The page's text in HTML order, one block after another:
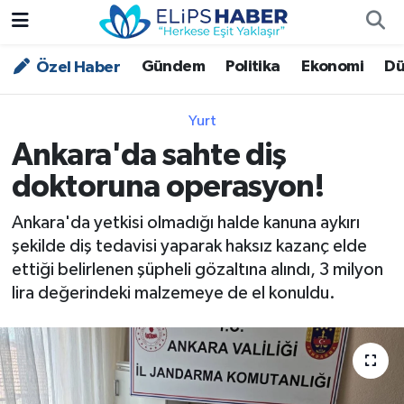
Özel Haber Gündem Politika Ekonomi
Yurt
Ankara'da sahte diş
doktoruna operasyon!
Ankara'da yetkisi olmadığı halde kanuna aykırı
şekilde diş tedavisi yaparak haksız kazanç elde
ettiği belirlenen şüpheli gözaltına alındı, 3 milyon
lira değerindeki malzemeye de el konuldu.
Özel Haber
Asayiş
Çevre - İklim
Dünya
Kültür - Sanat
Magazin
Nöbetçi Eczaneler
Trafik Durumu
Süper Lig Puan Durumu ve Fikstür
Tüm Manşetler
Son Dakika Haberleri